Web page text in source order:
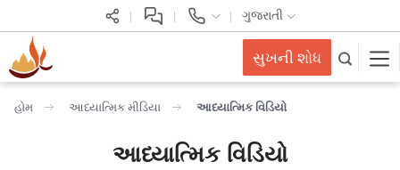
ગુજરાતી
સુખની શોધ
હોમ આધ્યાત્મિક મીડિયા આધ્યાત્મિક વિડિયો
આધ્યાત્મિક વિડિયો